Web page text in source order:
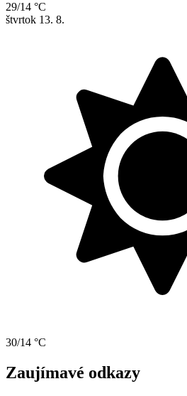
29/14 °C
štvrtok 13. 8.
30/14 °C
Zaujímavé odkazy